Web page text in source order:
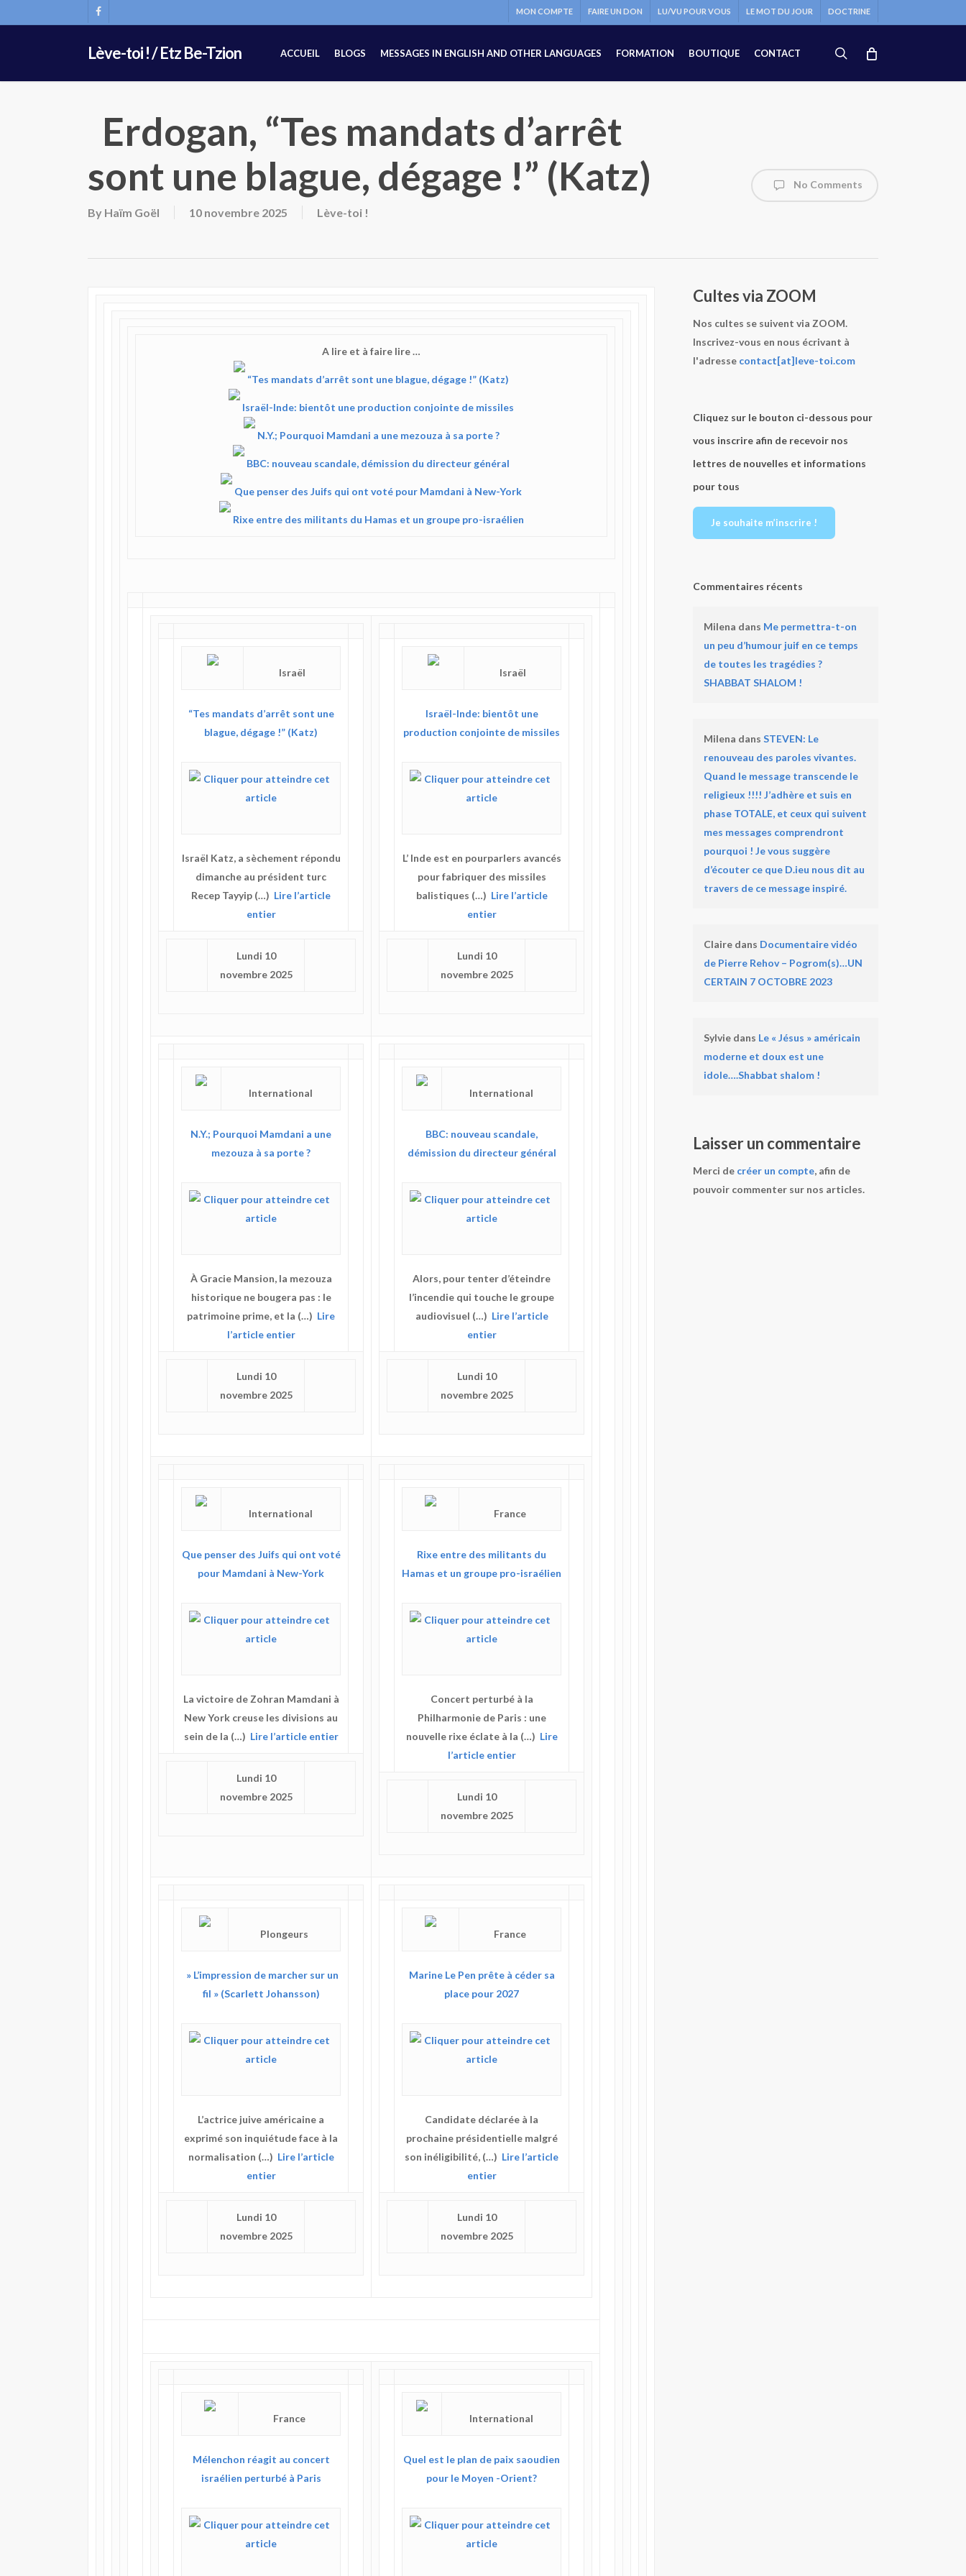
to
FACEBOOK
MON COMPTE FAIRE UN DON LU/VU POUR VOUS LE MOT DU JOUR DOCTRINE
Lève-toi ! / Etz Be-Tzion ACCUEIL BLOGS MESSAGES IN ENGLISH AND OTHER LANGUAGES FORMATION BOUTIQUE CONTACT search
Erdogan, “Tes mandats d’arrêt
sont une blague, dégage !” (Katz)
By Haïm Goël 10 novembre 2025 Lève-toi !
No Comments
A lire et à faire lire …
“Tes mandats d’arrêt sont une blague, dégage !” (Katz)
Israël-Inde: bientôt une production conjointe de missiles
N.Y.; Pourquoi Mamdani a une mezouza à sa porte ?
BBC: nouveau scandale, démission du directeur général
Que penser des Juifs qui ont voté pour Mamdani à New-York
Rixe entre des militants du Hamas et un groupe pro-israélien
Israël
“Tes mandats d’arrêt sont une
blague, dégage !” (Katz)
Israël Katz, a sèchement répondu
dimanche au président turc
Recep Tayyip (…) Lire l’article
entier
Lundi 10
novembre 2025
Israël
Israël-Inde: bientôt une
production conjointe de missiles
L’ Inde est en pourparlers avancés
pour fabriquer des missiles
balistiques (…) Lire l’article
entier
Lundi 10
novembre 2025
International
N.Y.; Pourquoi Mamdani a une
mezouza à sa porte ?
À Gracie Mansion, la mezouza
historique ne bougera pas : le
patrimoine prime, et la (…) Lire
l’article entier
Lundi 10
novembre 2025
International
BBC: nouveau scandale,
démission du directeur général
Alors, pour tenter d’éteindre
l’incendie qui touche le groupe
audiovisuel (…) Lire l’article
entier
Lundi 10
novembre 2025
International
Que penser des Juifs qui ont voté
pour Mamdani à New-York
La victoire de Zohran Mamdani à
New York creuse les divisions au
sein de la (…) Lire l’article entier
Lundi 10
novembre 2025
France
Rixe entre des militants du
Hamas et un groupe pro-israélien
Concert perturbé à la
Philharmonie de Paris : une
nouvelle rixe éclate à la (…) Lire
l’article entier
Lundi 10
novembre 2025
Plongeurs
» L’impression de marcher sur un
fil » (Scarlett Johansson)
L’actrice juive américaine a
exprimé son inquiétude face à la
normalisation (…) Lire l’article
entier
Lundi 10
novembre 2025
France
Marine Le Pen prête à céder sa
place pour 2027
Candidate déclarée à la
prochaine présidentielle malgré
son inéligibilité, (…) Lire l’article
entier
Lundi 10
novembre 2025
France
Mélenchon réagit au concert
israélien perturbé à Paris
International
Quel est le plan de paix saoudien
pour le Moyen -Orient?
Cultes via ZOOM
Nos cultes se suivent via ZOOM.
Inscrivez-vous en nous écrivant à
l'adresse contact[at]leve-toi.com
Cliquez sur le bouton ci-dessous pour
vous inscrire afin de recevoir nos
lettres de nouvelles et informations
pour tous
Je souhaite m’inscrire !
Commentaires récents
Milena dans Me permettra-t-on
un peu d’humour juif en ce temps
de toutes les tragédies ?
SHABBAT SHALOM !
Milena dans STEVEN: Le
renouveau des paroles vivantes.
Quand le message transcende le
religieux !!!! J’adhère et suis en
phase TOTALE, et ceux qui suivent
mes messages comprendront
pourquoi ! Je vous suggère
d’écouter ce que D.ieu nous dit au
travers de ce message inspiré.
Clairedans Documentaire vidéo
de Pierre Rehov – Pogrom(s)…UN
CERTAIN 7 OCTOBRE 2023
Sylviedans Le « Jésus » américain
moderne et doux est une
idole….Shabbat shalom !
Laisser un commentaire
Merci de créer un compte, afin de
pouvoir commenter sur nos articles.